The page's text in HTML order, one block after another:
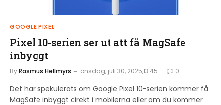
GOOGLE PIXEL
Pixel 10-serien ser ut att få MagSafe
inbyggt
ByRasmus Hellmyrs onsdag, juli 30, 2025,13:45 0
Det har spekulerats om Google Pixel 10-serien kommer få
MagSafe inbyggt direkt i mobilerna eller om du kommer